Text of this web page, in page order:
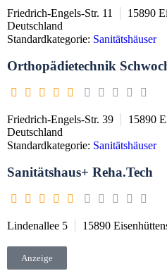
Friedrich-Engels-Str. 11 15890
Deutschland
Standardkategorie: Sanitätshäuser
Orthopädietechnik
Friedrich-Engels-Str. 39 15890
Deutschland
Standardkategorie: Sanitätshäuser
Sanitätshaus+ Reha.Tech
Lindenallee 5 15890
Anzeige